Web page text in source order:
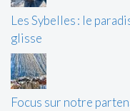
Les Sybelles : le
glisse
Focus sur notre